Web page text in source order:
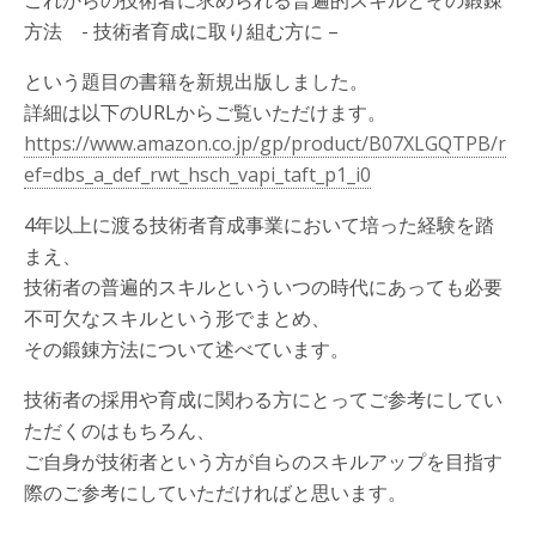
方法 - 技術者育成に取り組む方に –
という題目の書籍を新規出版しました。
詳細は以下のURLからご覧いただけます。
https://www.amazon.co.jp/gp/product/B07XLGQTPB/r
ef=dbs_a_def_rwt_hsch_vapi_taft_p1_i0
4年以上に渡る技術者育成事業において培った経験を踏
まえ、
技術者の普遍的スキルといういつの時代にあっても必要
不可欠なスキルという形でまとめ、
その鍛錬方法について述べています。
技術者の採用や育成に関わる方にとってご参考にしてい
ただくのはもちろん、
ご自身が技術者という方が自らのスキルアップを目指す
際のご参考にしていただければと思います。